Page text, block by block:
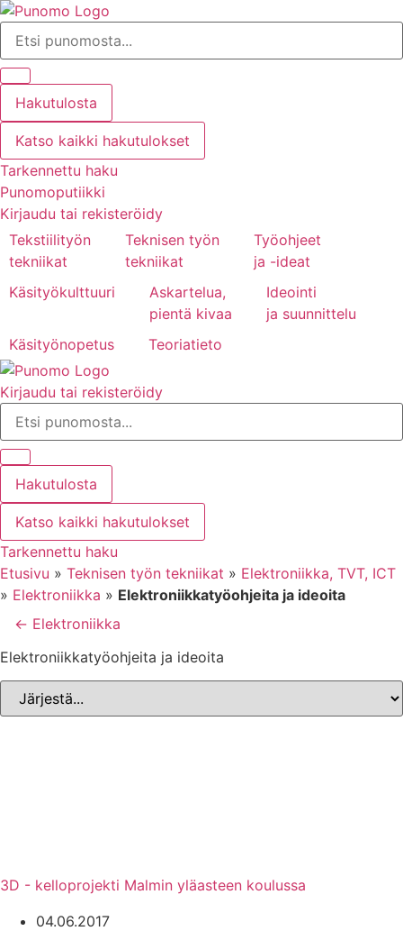
Mene
sisältöön
Search
Hakutulosta
Katso kaikki hakutulokset
Tarkennettu haku
Punomoputiikki
Kirjaudu tai rekisteröidy
Tekstiilityön
tekniikat
Teknisen työn
tekniikat
Työohjeet
ja -ideat
Käsityökulttuuri
Askartelua,
pientä kivaa
Ideointi
ja suunnittelu
Käsityönopetus
Teoriatieto
Kirjaudu tai rekisteröidy
Search
Hakutulosta
Katso kaikki hakutulokset
Tarkennettu haku
Etusivu » Teknisen työn tekniikat » Elektroniikka, TVT, ICT
» Elektroniikka » Elektroniikkatyöohjeita ja ideoita
← Elektroniikka
Elektroniikkatyöohjeita ja ideoita
3D - kelloprojekti Malmin yläasteen koulussa
04.06.2017